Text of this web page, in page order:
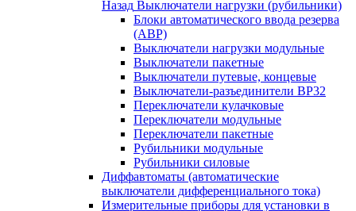
Назад Выключатели нагрузки (рубильники)
Блоки автоматического ввода резерва
(АВР)
Выключатели нагрузки модульные
Выключатели пакетные
Выключатели путевые, концевые
Выключатели-разъединители ВР32
Переключатели кулачковые
Переключатели модульные
Переключатели пакетные
Рубильники модульные
Рубильники силовые
Диффавтоматы (автоматические
выключатели дифференциального тока)
Измерительные приборы для установки в